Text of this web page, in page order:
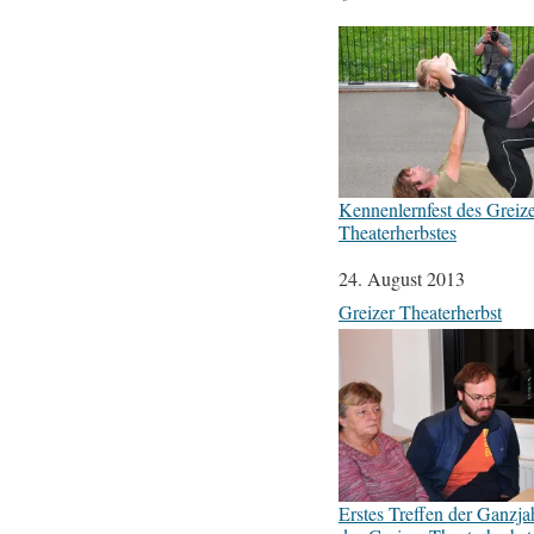
Kennenlernfest des
Theaterherbstes
Datum
24. August 2013
In Bezug auf
Greizer Theaterherbst
Erstes Treffen der